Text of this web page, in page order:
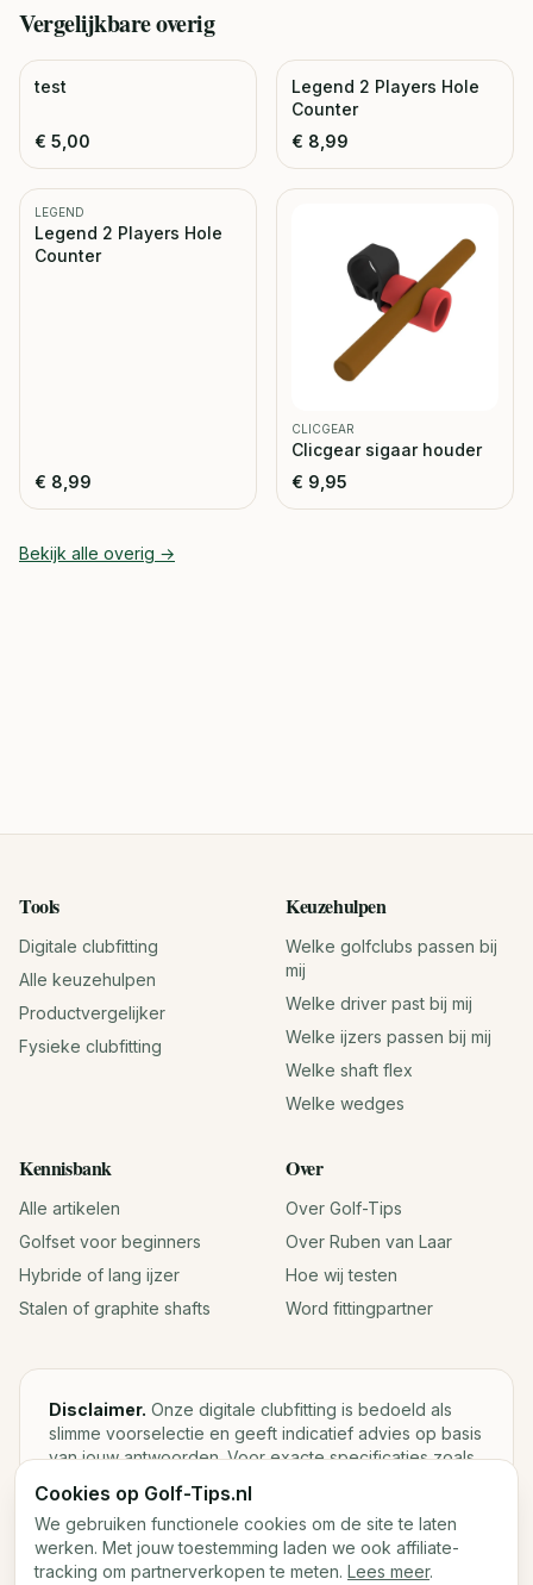
Vergelijkbareoverig
test
€ 5,00
Legend 2 Players Hole
Counter
€ 8,99
LEGEND
Legend 2 Players Hole
Counter
€ 8,99
CLICGEAR
Clicgear sigaar houder
€ 9,95
Bekijk alle overig →
Tools
Digitale clubfitting
Alle keuzehulpen
Productvergelijker
Fysieke clubfitting
Keuzehulpen
Welke golfclubs passen bij
mij
Welke driver past bij mij
Welke ijzers passen bij mij
Welke shaft flex
Welke wedges
Kennisbank
Alle artikelen
Golfset voor beginners
Hybride of lang ijzer
Stalen of graphite shafts
Over
Over Golf-Tips
Over Ruben van Laar
Hoe wij testen
Word fittingpartner
Disclaimer. Onze digitale clubfitting is bedoeld als
slimme voorselectie en geeft indicatief advies op basis
van jouw antwoorden. Voor exacte specificaties zoals
loft, lie, shaftgewicht en swingweight blijft een fysieke
fitting met launch monitor de beste keuze.
Cookies op Golf-Tips.nl
We gebruiken functionele cookies om de site te laten
werken. Met jouw toestemming laden we ook affiliate-
tracking om partnerverkopen te meten. Lees meer.